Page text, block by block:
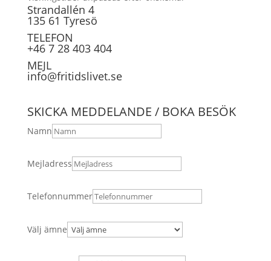
Strandallén 4
135 61 Tyresö
TELEFON
+46 7 28 403 404
MEJL
info@fritidslivet.se
SKICKA MEDDELANDE / BOKA BESÖK
Namn
Mejladress
Telefonnummer
Välj ämne